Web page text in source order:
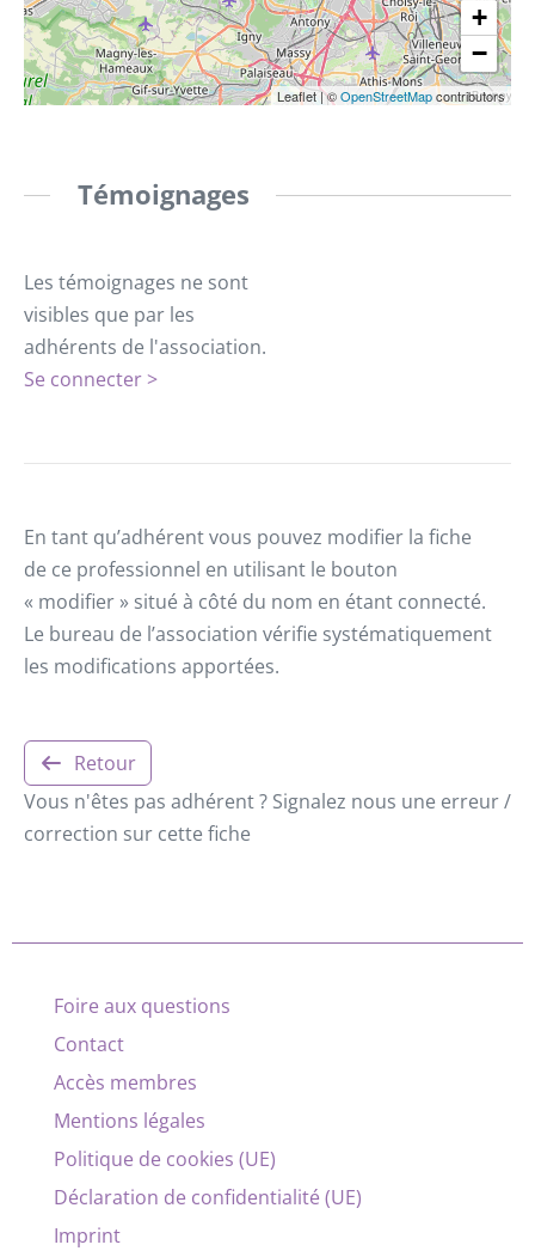
+
−
Leaflet|©OpenStreetMapcontributors
Témoignages
Les témoignages ne sont
visibles que par les
adhérents de l'association.
Se connecter >
En tant qu’adhérent vous pouvez modifier la fiche
de ce professionnel en utilisant le bouton
« modifier » situé à côté du nom en étant connecté.
Le bureau de l’association vérifie systématiquement
les modifications apportées.
Retour
Vous n'êtes pas adhérent ? Signalez nous une erreur /
correction sur cette fiche
Foire aux questions
Contact
Accès membres
Mentions légales
Politique de cookies (UE)
Déclaration de confidentialité (UE)
Imprint